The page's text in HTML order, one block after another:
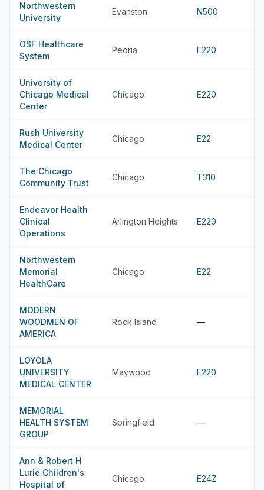
Northwestern
University
Evanston N500
OSF Healthcare
System
Peoria E220
University of
Chicago Medical
Center
Chicago E220
Rush University
Medical Center
Chicago E22
The Chicago
Community Trust
Chicago T310
Endeavor Health
Clinical
Operations
Arlington Heights E220
Northwestern
Memorial
HealthCare
Chicago E22
MODERN
WOODMEN OF
AMERICA
Rock Island —
LOYOLA
UNIVERSITY
MEDICAL CENTER
Maywood E220
MEMORIAL
HEALTH SYSTEM
GROUP
Springfield —
Ann & Robert H
Lurie Children's
Hospital of
Chicago E24Z